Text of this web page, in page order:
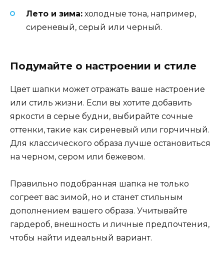
Лето и зима: холодные тона, например,
сиреневый, серый или черный.
Подумайте о настроении и стиле
Цвет шапки может отражать ваше настроение
или стиль жизни. Если вы хотите добавить
яркости в серые будни, выбирайте сочные
оттенки, такие как сиреневый или горчичный.
Для классического образа лучше остановиться
на черном, сером или бежевом.
Правильно подобранная шапка не только
согреет вас зимой, но и станет стильным
дополнением вашего образа. Учитывайте
гардероб, внешность и личные предпочтения,
чтобы найти идеальный вариант.